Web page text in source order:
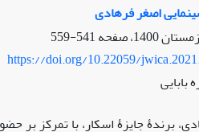
اصغر فرهادی
541-559
https://doi.org/10.22059/
بابایی
برندۀ جایزۀ اسکار، با تمرکز بر